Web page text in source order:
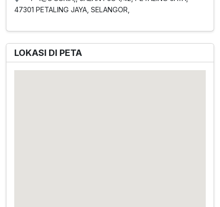
47301 PETALING JAYA, SELANGOR,
LOKASI DI PETA